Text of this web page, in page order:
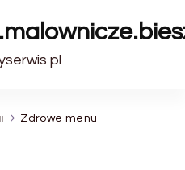
pl
Zdrowe menu